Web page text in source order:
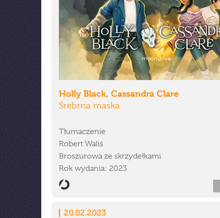
Holly Black, Cassandra Clare
Srebrna maska
Tłumaczenie
Robert Waliś
Broszurowa ze skrzydełkami
Rok wydania: 2023
20.02.2023